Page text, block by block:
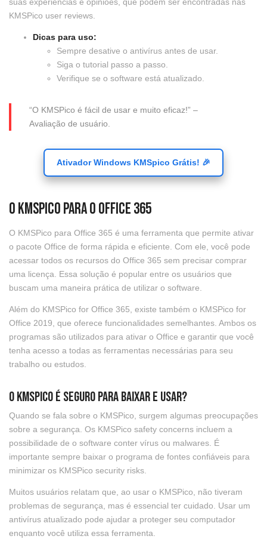
KMSPico user reviews.
Dicas para uso:
Sempre desative o antivírus antes de usar.
Siga o tutorial passo a passo.
Verifique se o software está atualizado.
“O KMSPico é fácil de usar e muito eficaz!” –
Avaliação de usuário.
Ativador Windows KMSpico Grátis! 🎉
O KMSPico para o Office 365
O KMSPico para Office 365 é uma ferramenta que permite ativar
o pacote Office de forma rápida e eficiente. Com ele, você pode
acessar todos os recursos do Office 365 sem precisar comprar
uma licença. Essa solução é popular entre os usuários que
buscam uma maneira prática de utilizar o software.
Além do KMSPico for Office 365, existe também o KMSPico for
Office 2019, que oferece funcionalidades semelhantes. Ambos os
programas são utilizados para ativar o Office e garantir que você
tenha acesso a todas as ferramentas necessárias para seu
trabalho ou estudos.
O KMSPico é seguro para baixar e usar?
Quando se fala sobre o KMSPico, surgem algumas preocupações
sobre a segurança. Os KMSPico safety concerns incluem a
possibilidade de o software conter vírus ou malwares. É
importante sempre baixar o programa de fontes confiáveis para
minimizar os KMSPico security risks.
Muitos usuários relatam que, ao usar o KMSPico, não tiveram
problemas de segurança, mas é essencial ter cuidado. Usar um
antivírus atualizado pode ajudar a proteger seu computador
enquanto você utiliza essa ferramenta.